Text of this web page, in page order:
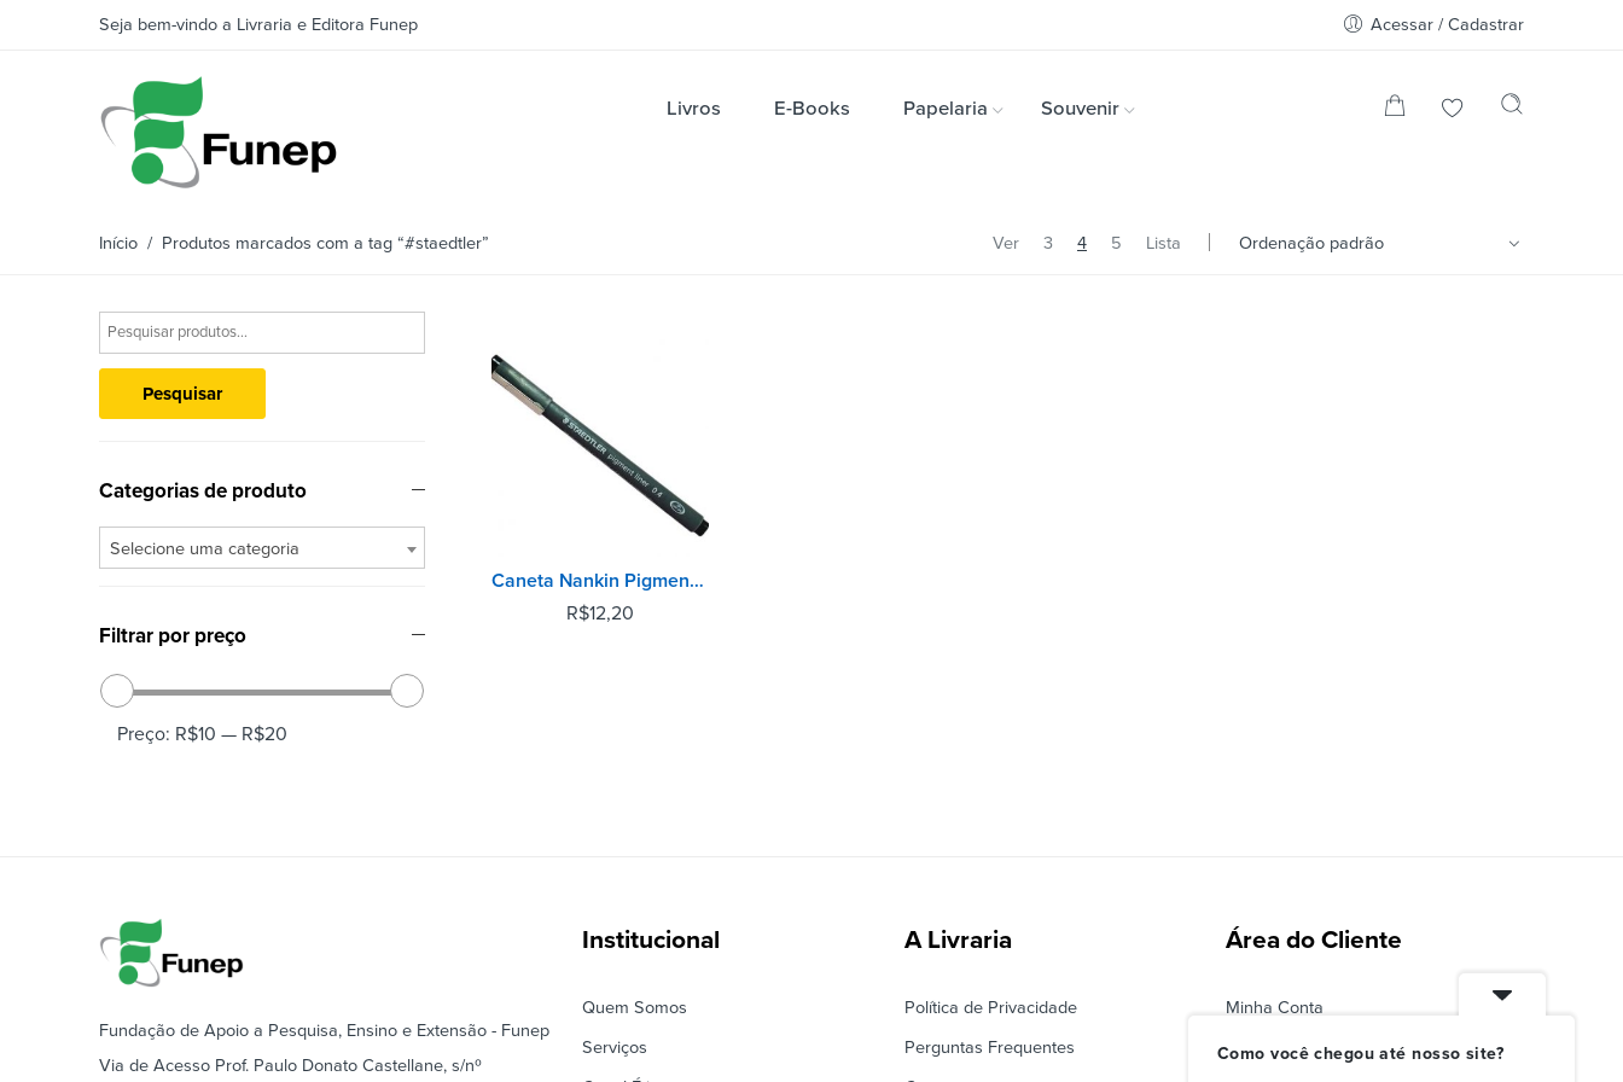
Seja bem-vindo a Livraria e Editora Funep Acessar / Cadastrar
Livros E-Books Papelaria Souvenir
Início / Produtos marcados com a tag “#staedtler” Ver 3 4 5 Lista
Caneta Nankin Pigment Liner 0.4mm Preto - Staedtler
R$12,20
Pesquisar
Categorias de produto
Selecione uma categoria
Filtrar por preço
Preço: R$10 — R$20
Fundação de Apoio a Pesquisa, Ensino e Extensão - Funep
Via de Acesso Prof. Paulo Donato Castellane, s/nº
Institucional
Quem Somos
Serviços
A Livraria
Política de Privacidade
Perguntas Frequentes
Área do Cliente
Minha Conta
Status do Pedido
Como você chegou até nosso site?